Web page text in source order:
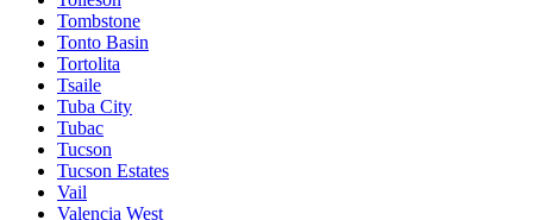
Tombstone
Tonto Basin
Tortolita
Tsaile
Tuba City
Tubac
Tucson
Tucson Estates
Vail
Valencia West